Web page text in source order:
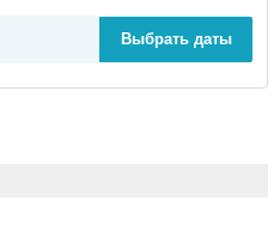
Выбрать даты